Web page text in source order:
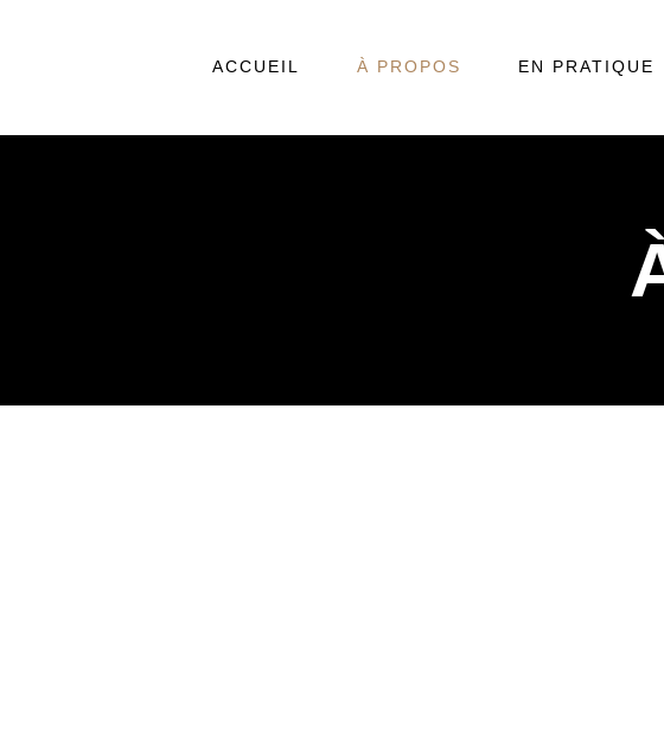
ACCUEIL À PROPOS EN PRATIQUE